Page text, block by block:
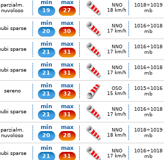
parzialm.
nuvoloso
min
19
max
27
NNO
18 km/h
1018÷1019
mb
sparse
min
20
max
30
NNO
17 km/h
1016÷1018
mb
sparse
min
21
max
31
NNO
17 km/h
1016÷1018
mb
sparse
min
21
max
31
NNO
17 km/h
1016÷1018
mb
sereno
min
21
max
32
OSO
15 km/h
1015÷1016
mb
sparse
min
21
max
31
NNO
17 km/h
1016÷1018
mb
parzialm.
nuvoloso
min
20
max
28
NNO
18 km/h
1018÷1019
mb
sparse
min
21
max
31
NNO
17 km/h
1016÷1018
mb